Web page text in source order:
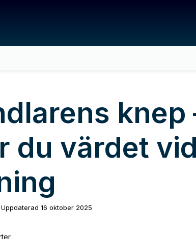
knep
du värdet vid
Uppdaterad 16 oktober 2025